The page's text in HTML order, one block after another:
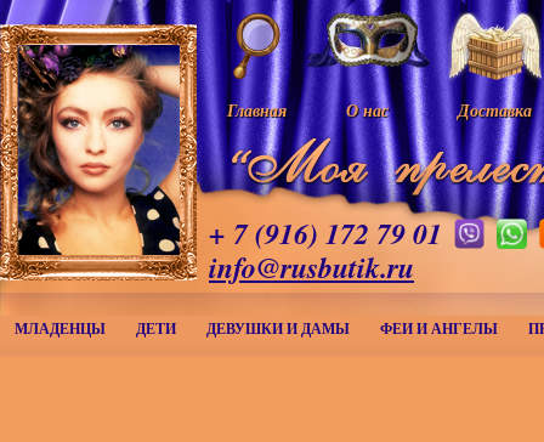
Главная О нас Доставка
+ 7 (916) 172 79 01
info@rusbutik.ru
МЛАДЕНЦЫ ДЕТИ ДЕВУШКИ И ДАМЫ ФЕИ И АНГЕЛЫ